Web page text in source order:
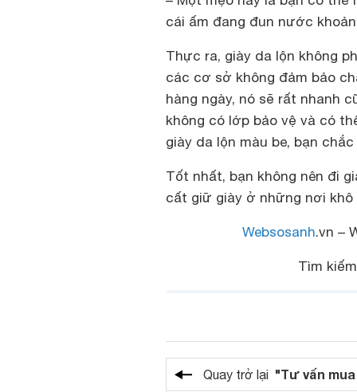
cái ấm đang đun nước
Thực ra, giày da lộn không
các cơ sở không đảm bảo
hàng ngày, nó sẽ rất nhanh
không có lớp bảo vệ và có
giày da lộn màu be, bạn
Tốt nhất, bạn không nên đi
cất giữ giày ở những nơi khô
Websosanh.vn –
Tìm
Quay trở lại "Tư vấn